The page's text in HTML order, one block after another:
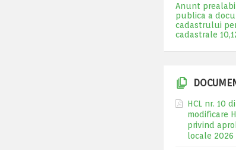
Anunt
publica a
cadastrului
cadastrale
HCL nr. 10
modificare
privind
locale 2026